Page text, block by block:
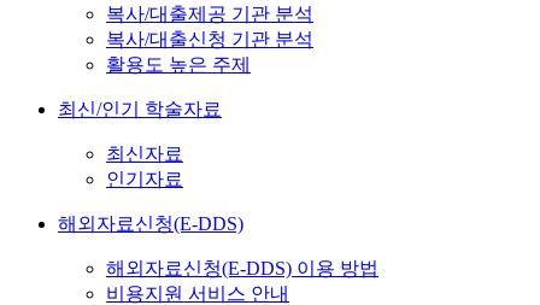
복사/대출제공 기관 분석
복사/대출신청 기관 분석
활용도 높은 주제
최신/인기 학술자료
최신자료
인기자료
해외자료신청(E-DDS)
해외자료신청(E-DDS) 이용 방법
비용지원 서비스 안내